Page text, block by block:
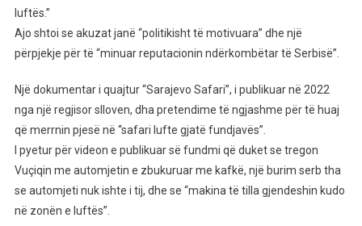
luftës.”
Ajo shtoi se akuzat janë “politikisht të motivuara” dhe një
përpjekje për të “minuar reputacionin ndërkombëtar të Serbisë”.
Një dokumentar i quajtur “Sarajevo Safari”, i publikuar në 2022
nga një regjisor slloven, dha pretendime të ngjashme për të huaj
që merrnin pjesë në “safari lufte gjatë fundjavës”.
I pyetur për videon e publikuar së fundmi që duket se tregon
Vuçiqin me automjetin e zbukuruar me kafkë, një burim serb tha
se automjeti nuk ishte i tij, dhe se “makina të tilla gjendeshin kudo
në zonën e luftës”.